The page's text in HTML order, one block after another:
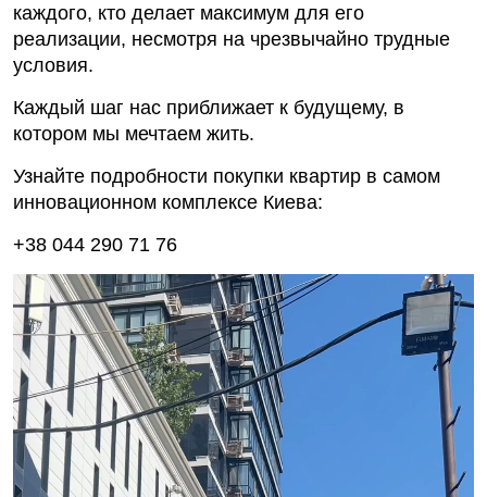
каждого, кто делает максимум для его
реализации, несмотря на чрезвычайно трудные
условия.
Каждый шаг нас приближает к будущему, в
котором мы мечтаем жить.
Узнайте подробности покупки квартир в самом
инновационном комплексе Киева:
+38 044 290 71 76